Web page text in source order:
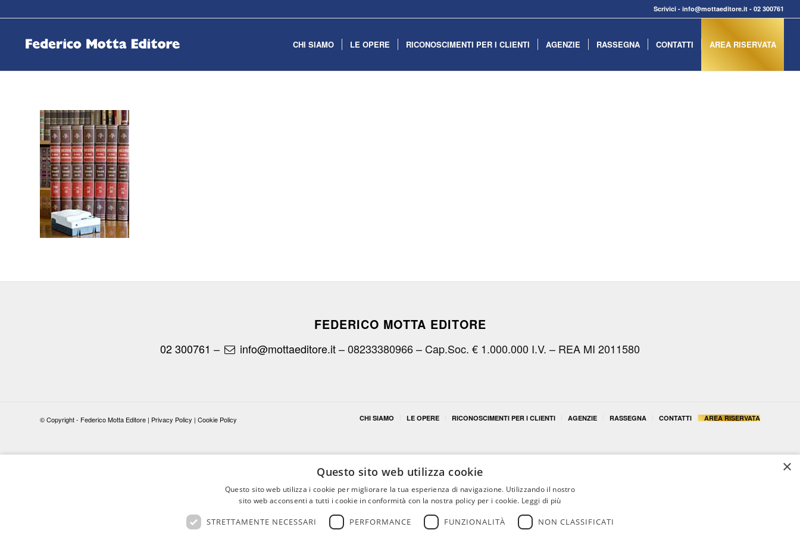
Scrivici -info@mottaeditore.it -02 300761
CHI SIAMO LE OPERE RICONOSCIMENTI PER I CLIENTI AGENZIE RASSEGNA CONTATTI AREA RISERVATA
FEDERICO MOTTA EDITORE
02 300761 – info@mottaeditore.it– 08233380966 – Cap.Soc. € 1.000.000 I.V. – REA MI 2011580
© Copyright - Federico Motta Editore | Privacy Policy | Cookie Policy CHI SIAMO LE OPERE RICONOSCIMENTI PER I CLIENTI AGENZIE RASSEGNA CONTATTI AREA RISERVATA
×
Questo sito web utilizza cookie
Questo sito web utilizza i cookie per migliorare la tua esperienza di navigazione. Utilizzando il nostro
sito web acconsenti a tutti i cookie in conformità con la nostra policy per i cookie. Leggi di più
STRETTAMENTE NECESSARI PERFORMANCE FUNZIONALITÀ NON CLASSIFICATI